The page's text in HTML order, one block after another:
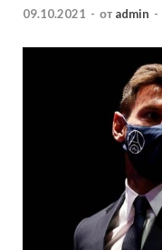
09.10.2021 - от admin -